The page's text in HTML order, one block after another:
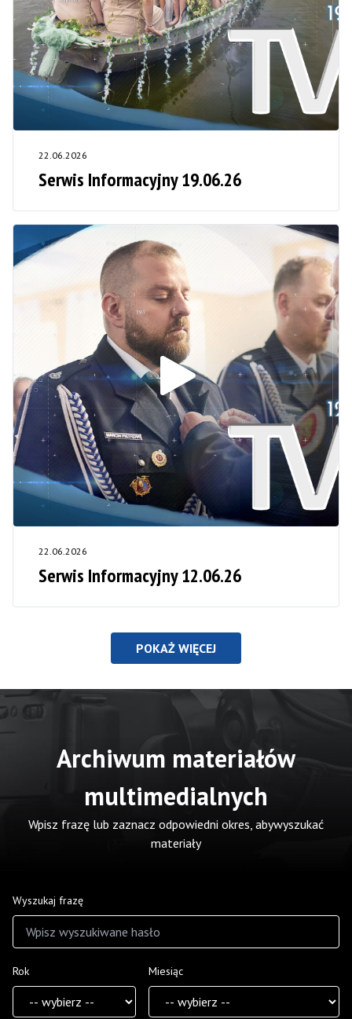
22.06.2026
Serwis Informacyjny 19.06.26
22.06.2026
Serwis Informacyjny 12.06.26
POKAŻ WIĘCEJ
Archiwum materiałów
multimedialnych
Wpisz frazę lub zaznacz odpowiedni okres, abywyszukać
materiały
Wyszukaj frazę
Rok Miesiąc